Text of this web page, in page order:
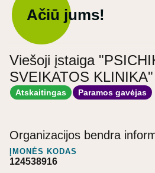
Ačiū jums!
Viešoji įstaiga
SVEIKATOS KLINIKA"
Atskaitingas Paramos gavėjas
Organizacijos bendra
ĮMONĖS KODAS
124538916